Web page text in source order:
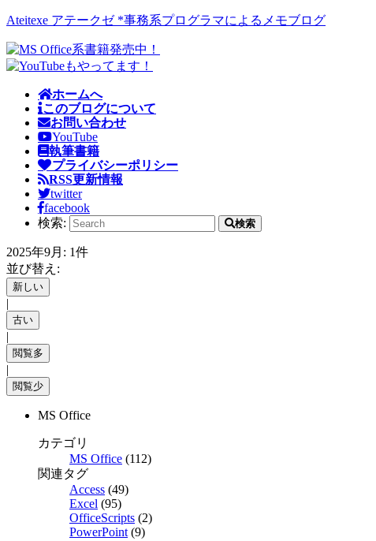
Ateitexe アテークゼ *事務系プログラマによるメモブログ
ホームへ
このブログについて
お問い合わせ
YouTube
執筆書籍
プライバシーポリシー
RSS更新情報
twitter
facebook
検索: 検索
2025年9月: 1件
並び替え:
|
|
|
MS Office
カテゴリ
MS Office (112)
関連タグ
Access (49)
Excel (95)
OfficeScripts (2)
PowerPoint (9)